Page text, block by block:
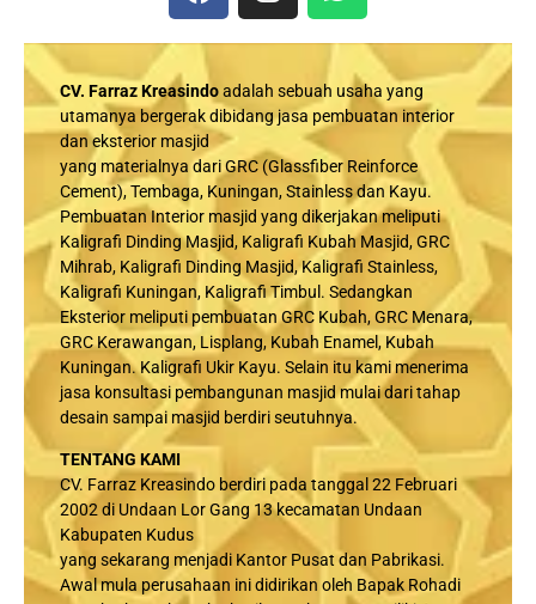
CV. Farraz Kreasindoadalah sebuah usaha yang
utamanya bergerak dibidang jasa pembuatan interior
dan eksterior masjid
yang materialnya dari GRC (Glassfiber Reinforce
Cement), Tembaga, Kuningan, Stainless dan Kayu.
Pembuatan Interior masjid yang dikerjakan meliputi
Kaligrafi Dinding Masjid, Kaligrafi Kubah Masjid, GRC
Mihrab, Kaligrafi Dinding Masjid, Kaligrafi Stainless,
Kaligrafi Kuningan, Kaligrafi Timbul. Sedangkan
Eksterior meliputi pembuatan GRC Kubah, GRC Menara,
GRC Kerawangan, Lisplang, Kubah Enamel, Kubah
Kuningan. Kaligrafi Ukir Kayu. Selain itu kami menerima
jasa konsultasi pembangunan masjid mulai dari tahap
desain sampai masjid berdiri seutuhnya.
TENTANG KAMI
CV. Farraz Kreasindo berdiri pada tanggal 22 Februari
2002 di Undaan Lor Gang 13 kecamatan Undaan
Kabupaten Kudus
yang sekarang menjadi Kantor Pusat dan Pabrikasi.
Awal mula perusahaan ini didirikan oleh Bapak Rohadi